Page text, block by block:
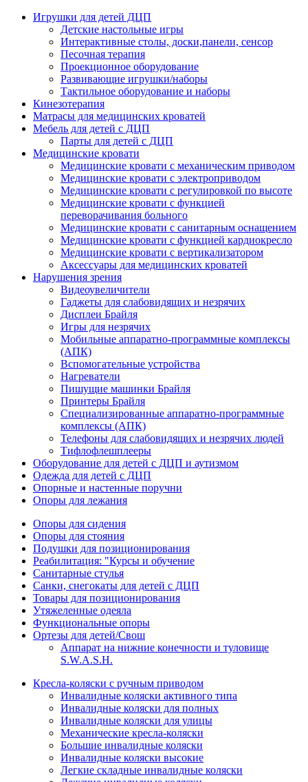
Игрушки для детей ДЦП
Детские настольные игры
Интерактивные столы, доски,панели, сенсор
Песочная терапия
Проекционное оборудование
Развивающие игрушки/наборы
Тактильное оборудование и наборы
Кинезотерапия
Матрасы для медицинских кроватей
Мебель для детей с ДЦП
Парты для детей с ДЦП
Медицинские кровати
Медицинские кровати с механическим приводом
Медицинские кровати с электроприводом
Медицинские кровати с регулировкой по высоте
Медицинские кровати с функцией
переворачивания больного
Медицинские кровати с санитарным оснащением
Медицинские кровати с функцией кардиокресло
Медицинские кровати с вертикализатором
Аксессуары для медицинских кроватей
Нарушения зрения
Видеоувеличители
Гаджеты для слабовидящих и незрячих
Дисплеи Брайля
Игры для незрячих
Мобильные аппаратно-программные комплексы
(АПК)
Вспомогательные устройства
Нагреватели
Пишущие машинки Брайля
Принтеры Брайля
Специализированные аппаратно-программные
комплексы (АПК)
Телефоны для слабовидящих и незрячих людей
Тифлофлешплееры
Оборудование для детей с ДЦП и аутизмом
Одежда для детей с ДЦП
Опорные и настенные поручни
Опоры для лежания
Опоры для сидения
Опоры для стояния
Подушки для позиционирования
Реабилитация: "Курсы и обучение
Санитарные стулья
Санки, снегокаты для детей с ДЦП
Товары для позиционирования
Утяжеленные одеяла
Функциональные опоры
Ортезы для детей/Свош
Аппарат на нижние конечности и туловище
S.W.A.S.H.
Кресла-коляски с ручным приводом
Инвалидные коляски активного типа
Инвалидные коляски для полных
Инвалидные коляски для улицы
Механические кресла-коляски
Большие инвалидные коляски
Инвалидные коляски высокие
Легкие складные инвалидные коляски